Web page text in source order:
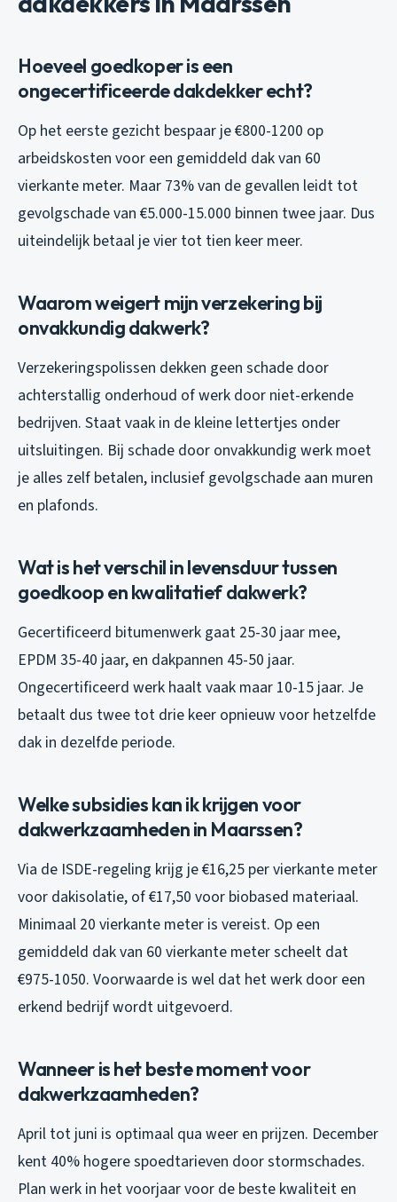
Hoeveel goedkoper is een
ongecertificeerde dakdekker echt?
Op het eerste gezicht bespaar je €800-1200 op
arbeidskosten voor een gemiddeld dak van 60
vierkante meter. Maar 73% van de gevallen leidt tot
gevolgschade van €5.000-15.000 binnen twee jaar. Dus
uiteindelijk betaal je vier tot tien keer meer.
Waarom weigert mijn verzekering bij
onvakkundig dakwerk?
Verzekeringspolissen dekken geen schade door
achterstallig onderhoud of werk door niet-erkende
bedrijven. Staat vaak in de kleine lettertjes onder
uitsluitingen. Bij schade door onvakkundig werk moet
je alles zelf betalen, inclusief gevolgschade aan muren
en plafonds.
Wat is het verschil in levensduur tussen
goedkoop en kwalitatief dakwerk?
Gecertificeerd bitumenwerk gaat 25-30 jaar mee,
EPDM 35-40 jaar, en dakpannen 45-50 jaar.
Ongecertificeerd werk haalt vaak maar 10-15 jaar. Je
betaalt dus twee tot drie keer opnieuw voor hetzelfde
dak in dezelfde periode.
Welke subsidies kan ik krijgen voor
dakwerkzaamheden in Maarssen?
Via de ISDE-regeling krijg je €16,25 per vierkante meter
voor dakisolatie, of €17,50 voor biobased materiaal.
Minimaal 20 vierkante meter is vereist. Op een
gemiddeld dak van 60 vierkante meter scheelt dat
€975-1050. Voorwaarde is wel dat het werk door een
erkend bedrijf wordt uitgevoerd.
Wanneer is het beste moment voor
dakwerkzaamheden?
April tot juni is optimaal qua weer en prijzen. December
kent 40% hogere spoedtarieven door stormschades.
Plan werk in het voorjaar voor de beste kwaliteit en